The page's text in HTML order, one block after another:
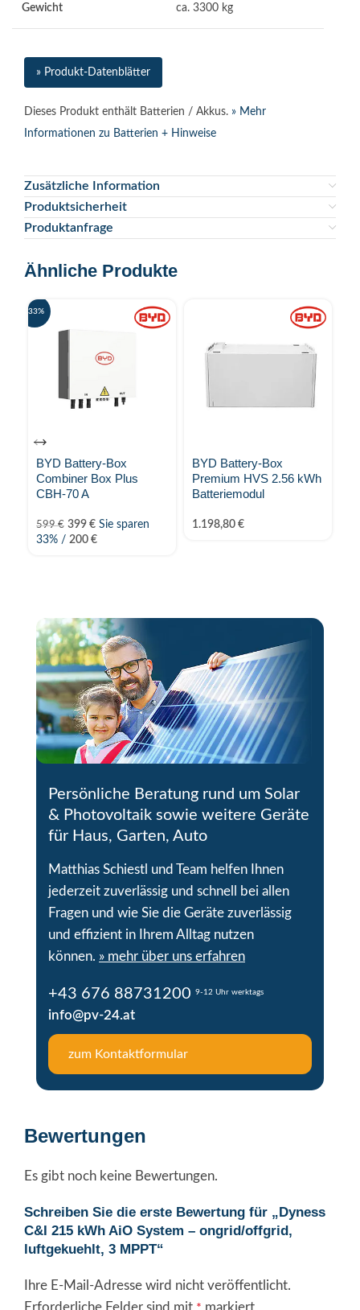
Gewicht ca. 3300 kg
» Produkt-Datenblätter
Dieses Produkt enthält Batterien / Akkus. » Mehr
Informationen zu Batterien + Hinweise
Zusätzliche Information
Produktsicherheit
Produktanfrage
Ähnliche Produkte
-33%
BYD Battery-Box
Combiner Box Plus
CBH-70 A
599€ 399 € Sie sparen
33% / 200 €
BYD Battery-Box
Premium HVS 2.56 kWh
Batteriemodul
1.198,80 €
Persönliche Beratung rund um Solar
& Photovoltaik sowie weitere Geräte
für Haus, Garten, Auto
Matthias Schiestl und Team helfen Ihnen
jederzeit zuverlässig und schnell bei allen
Fragen und wie Sie die Geräte zuverlässig
und effizient in Ihrem Alltag nutzen
können. » mehr über uns erfahren
+43 676 88731200 9-12 Uhr werktags
info@pv-24.at
zum Kontaktformular
Bewertungen
Es gibt noch keine Bewertungen.
Schreiben Sie die erste Bewertung für „Dyness
C&I 215 kWh AiO System – ongrid/offgrid,
luftgekuehlt, 3 MPPT“
Ihre E-Mail-Adresse wird nicht veröffentlicht.
Alternative: